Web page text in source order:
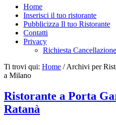
Home
Inserisci il tuo ristorante
Pubblicizza Il tuo Ristorante
Contatti
Privacy
Richiesta
Ti trovi qui: Home /Archivi per
a Milano
Ristorante a Porta
Ratanà